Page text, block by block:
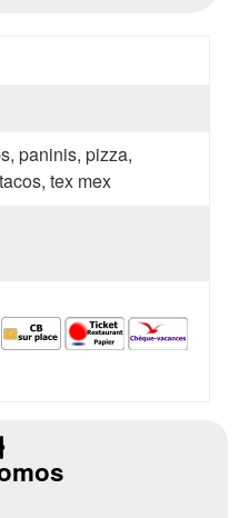
paninis, pizza,
tex mex